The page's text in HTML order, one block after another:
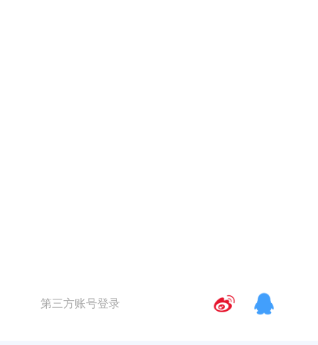
第三方账号登录